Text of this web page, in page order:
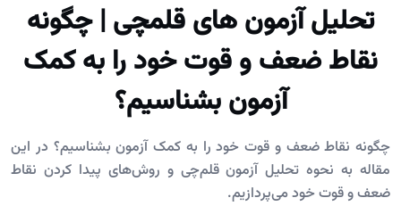
تحلیل آزمون های قلمچی | چگونه
نقاط ضعف و قوت خود را به کمک
آزمون بشناسیم؟
چگونه نقاط ضعف و قوت خود را به کمک آزمون بشناسیم؟ در این
مقاله به نحوه تحلیل آزمون قلم‌چی و روش‌های پیدا کردن نقاط
ضعف و قوت خود می‌پردازیم.